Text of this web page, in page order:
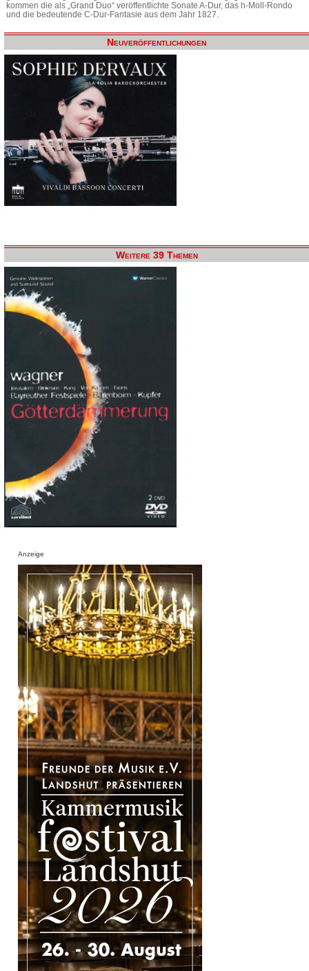
kommen die als „Grand Duo“ veröffentlichte Sonate A-Dur, das h-Moll-Rondo
und die bedeutende C-Dur-Fantasie aus dem Jahr 1827.
Neuveröffentlichungen
Weitere 39 Themen
Anzeige